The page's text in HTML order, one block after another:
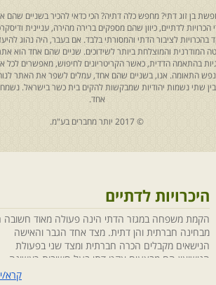
בן זוג דתי? מחפש כלה דתיה? הכי כדאי להכיר בשניים שהם
לדתיים, כיוון שהם מספקים ברירה מהירה, עניינית
לציבור הדתי והמסורתי בלבד. אם בעבר, היה נהוג
המודרנית והמוצלחת ביותר לשידוכים. שניים שהם אחד הוא
בהתאמה הדדית, כאשר הקריטריונים לחיפוש, מאפשרים
התאומה. אנו, בשניים שהם אחד, עמלים לשפר את האתר
בין שתי נשמות יהודיות שמבקשות להקים בית כשר בישראל.
אחד.
© 2017 יותר מחברים בע"מ.
היכרויות לדתיים
הקמת משפחה במגזר הדתי הינה פעולה מאוד חשובה
מבחינה חברתית והן דתית. מצד אחד הגבר והאישה
הנישאים מקבלים הכרה חברתית ומצד שני בפעולת
הנישואין הם מבצעים אקט דתי בעל חשיבות ראשונה
במעלה. חשוב לציין בהקשר זה שגם הגורמים למפגש
קרא/